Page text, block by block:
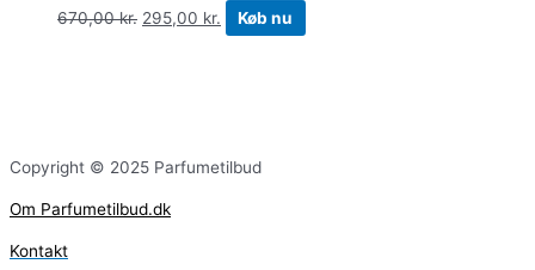
670,00kr. 295,00 kr. Køb nu
Copyright © 2025 Parfumetilbud
Om Parfumetilbud.dk
Kontakt